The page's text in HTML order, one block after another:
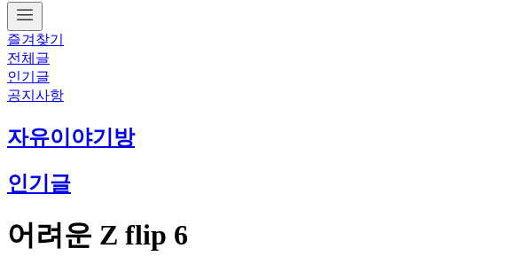
즐겨찾기
전체글
인기글
공지사항
자유이야기방
인기글
어려운 Z flip 6